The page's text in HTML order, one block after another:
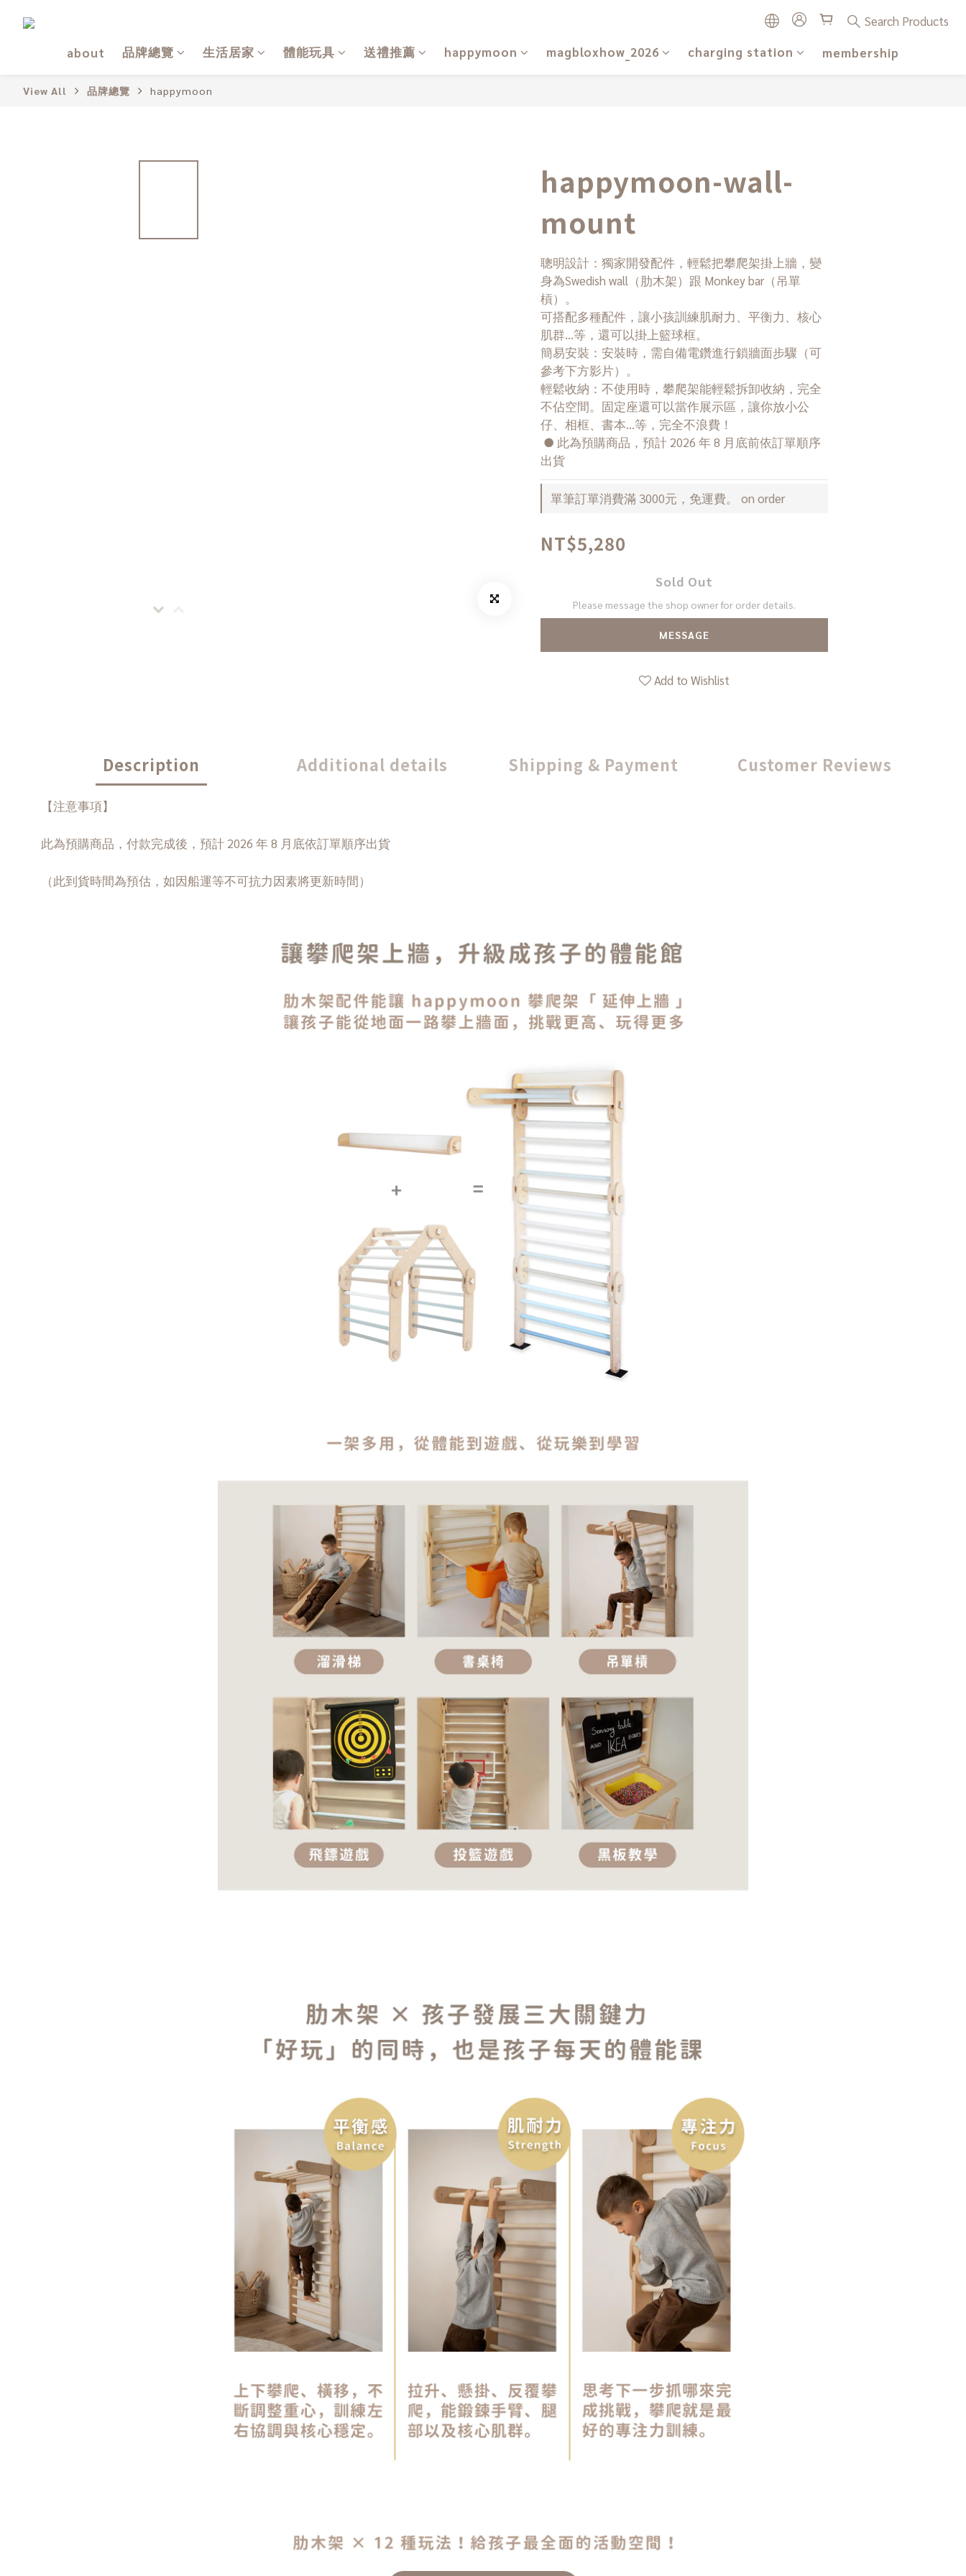
Search Products
about
品牌總覽 生活居家 體能玩具 送禮推薦 happymoon magbloxhow_2026 charging station membership
View All 品牌總覽 happymoon
happymoon-wall-
mount
聰明設計：獨家開發配件，輕鬆把攀爬架掛上牆，變
身為Swedish wall（肋木架）跟 Monkey bar（吊單
槓）。
可搭配多種配件，讓小孩訓練肌耐力、平衡力、核心
肌群...等，還可以掛上籃球框。
簡易安裝：安裝時，需自備電鑽進行鎖牆面步驟（可
參考下方影片）。
輕鬆收納：不使用時，攀爬架能輕鬆拆卸收納，完全
不佔空間。固定座還可以當作展示區，讓你放小公
仔、相框、書本...等，完全不浪費！
出貨
單筆訂單消費滿 3000元，免運費。 on order
NT$5,280
Sold Out
Please message the shop owner for order details.
MESSAGE
Add to Wishlist
Description Additional details Shipping & Payment Customer Reviews
【注意事項】
此為預購商品，付款完成後， 預計 2026 年 8 月底依訂單順序出貨
（此到貨時間為預估，如因船運等不可抗力因素將更新時間）